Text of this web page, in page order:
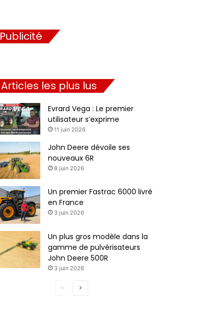
Publicité
Articles les plus lus
Evrard Vega : Le premier
utilisateur s’exprime
11 juin 2026
John Deere dévoile ses
nouveaux 6R
8 juin 2026
Un premier Fastrac 6000 livré
en France
3 juin 2026
Un plus gros modèle dans la
gamme de pulvérisateurs
John Deere 500R
3 juin 2026
Page